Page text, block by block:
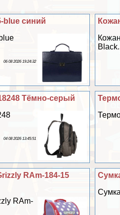
blue синий
06 08 2026 19:24:32
Тёмно-серый
04 08 2026 13:45:51
RAm-184-15
RAm-